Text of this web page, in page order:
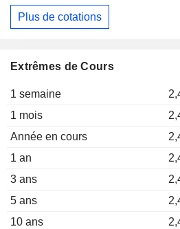
Plus de cotations
Extrêmes de Cours
1 semaine
1 mois
Année en cours
1 an
3 ans
5 ans
10 ans